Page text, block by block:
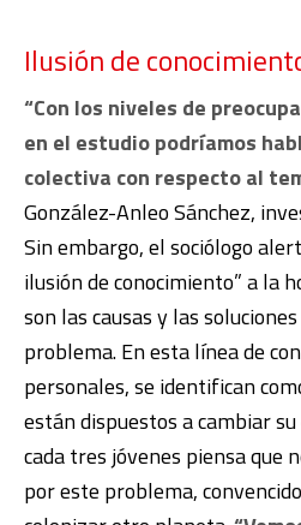
Ilusión de
“Con los niveles de
en el estudio podríamos
colectiva con respecto al
González-Anleo Sánchez,
Sin embargo, el sociólogo
ilusión de conocimiento” a la
son las causas y las
problema. En esta línea de
personales, se identifican
están dispuestos a cambiar
cada tres jóvenes piensa que
por este problema,